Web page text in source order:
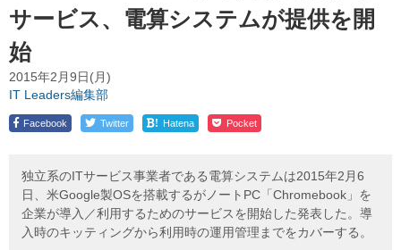
サービス、電算システムが提供を開
始
2015年2月9日(月)
IT Leaders編集部
Facebook Twitter ! Hatena Pocket
独立系のITサービス事業者である電算システムは2015年2月6
日、米Google製OSを搭載するがノートPC「Chromebook」を
企業が導入／利用するためのサービスを開始した発表した。導
入時のキッティングから利用時の運用管理までをカバーする。